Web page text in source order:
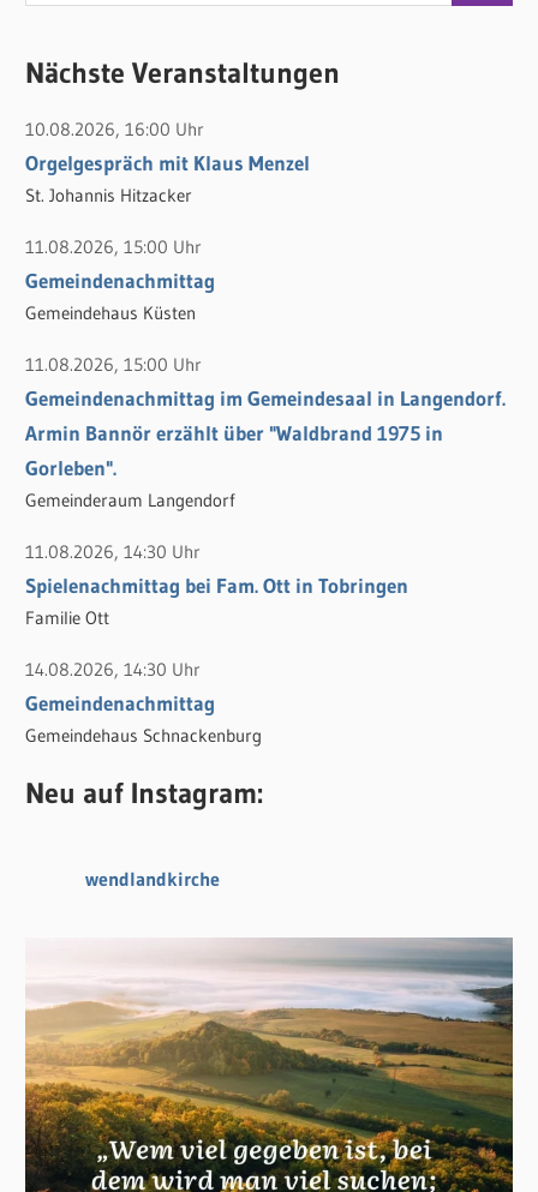
h
n
n
a
c
h
:
Nächste Veranstaltungen
10.08.2026, 16:00 Uhr
Orgelgespräch mit Klaus Menzel
St. Johannis Hitzacker
11.08.2026, 15:00 Uhr
Gemeindenachmittag
Gemeindehaus Küsten
11.08.2026, 15:00 Uhr
Gemeindenachmittag im Gemeindesaal in Langendorf.
Armin Bannör erzählt über "Waldbrand 1975 in
Gorleben".
Gemeinderaum Langendorf
11.08.2026, 14:30 Uhr
Spielenachmittag bei Fam. Ott in Tobringen
Familie Ott
14.08.2026, 14:30 Uhr
Gemeindenachmittag
Gemeindehaus Schnackenburg
Neu auf Instagram:
wendlandkirche